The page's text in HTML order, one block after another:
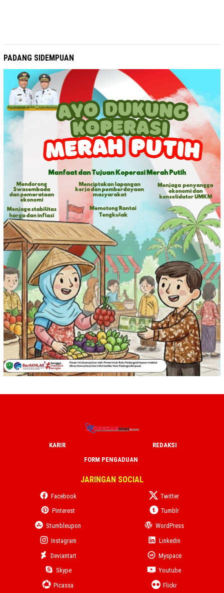
PADANG SIDEMPUAN
KARIR
REDAKSI
FORM PENGADUAN
JARINGAN SOCIAL
Facebook
Twitter
Pinterest
Tumblr
Stumbleupon
WordPress
Instagram
Linkedin
Deviantart
Myspace
Skype
Youtube
Picassa
Flickr